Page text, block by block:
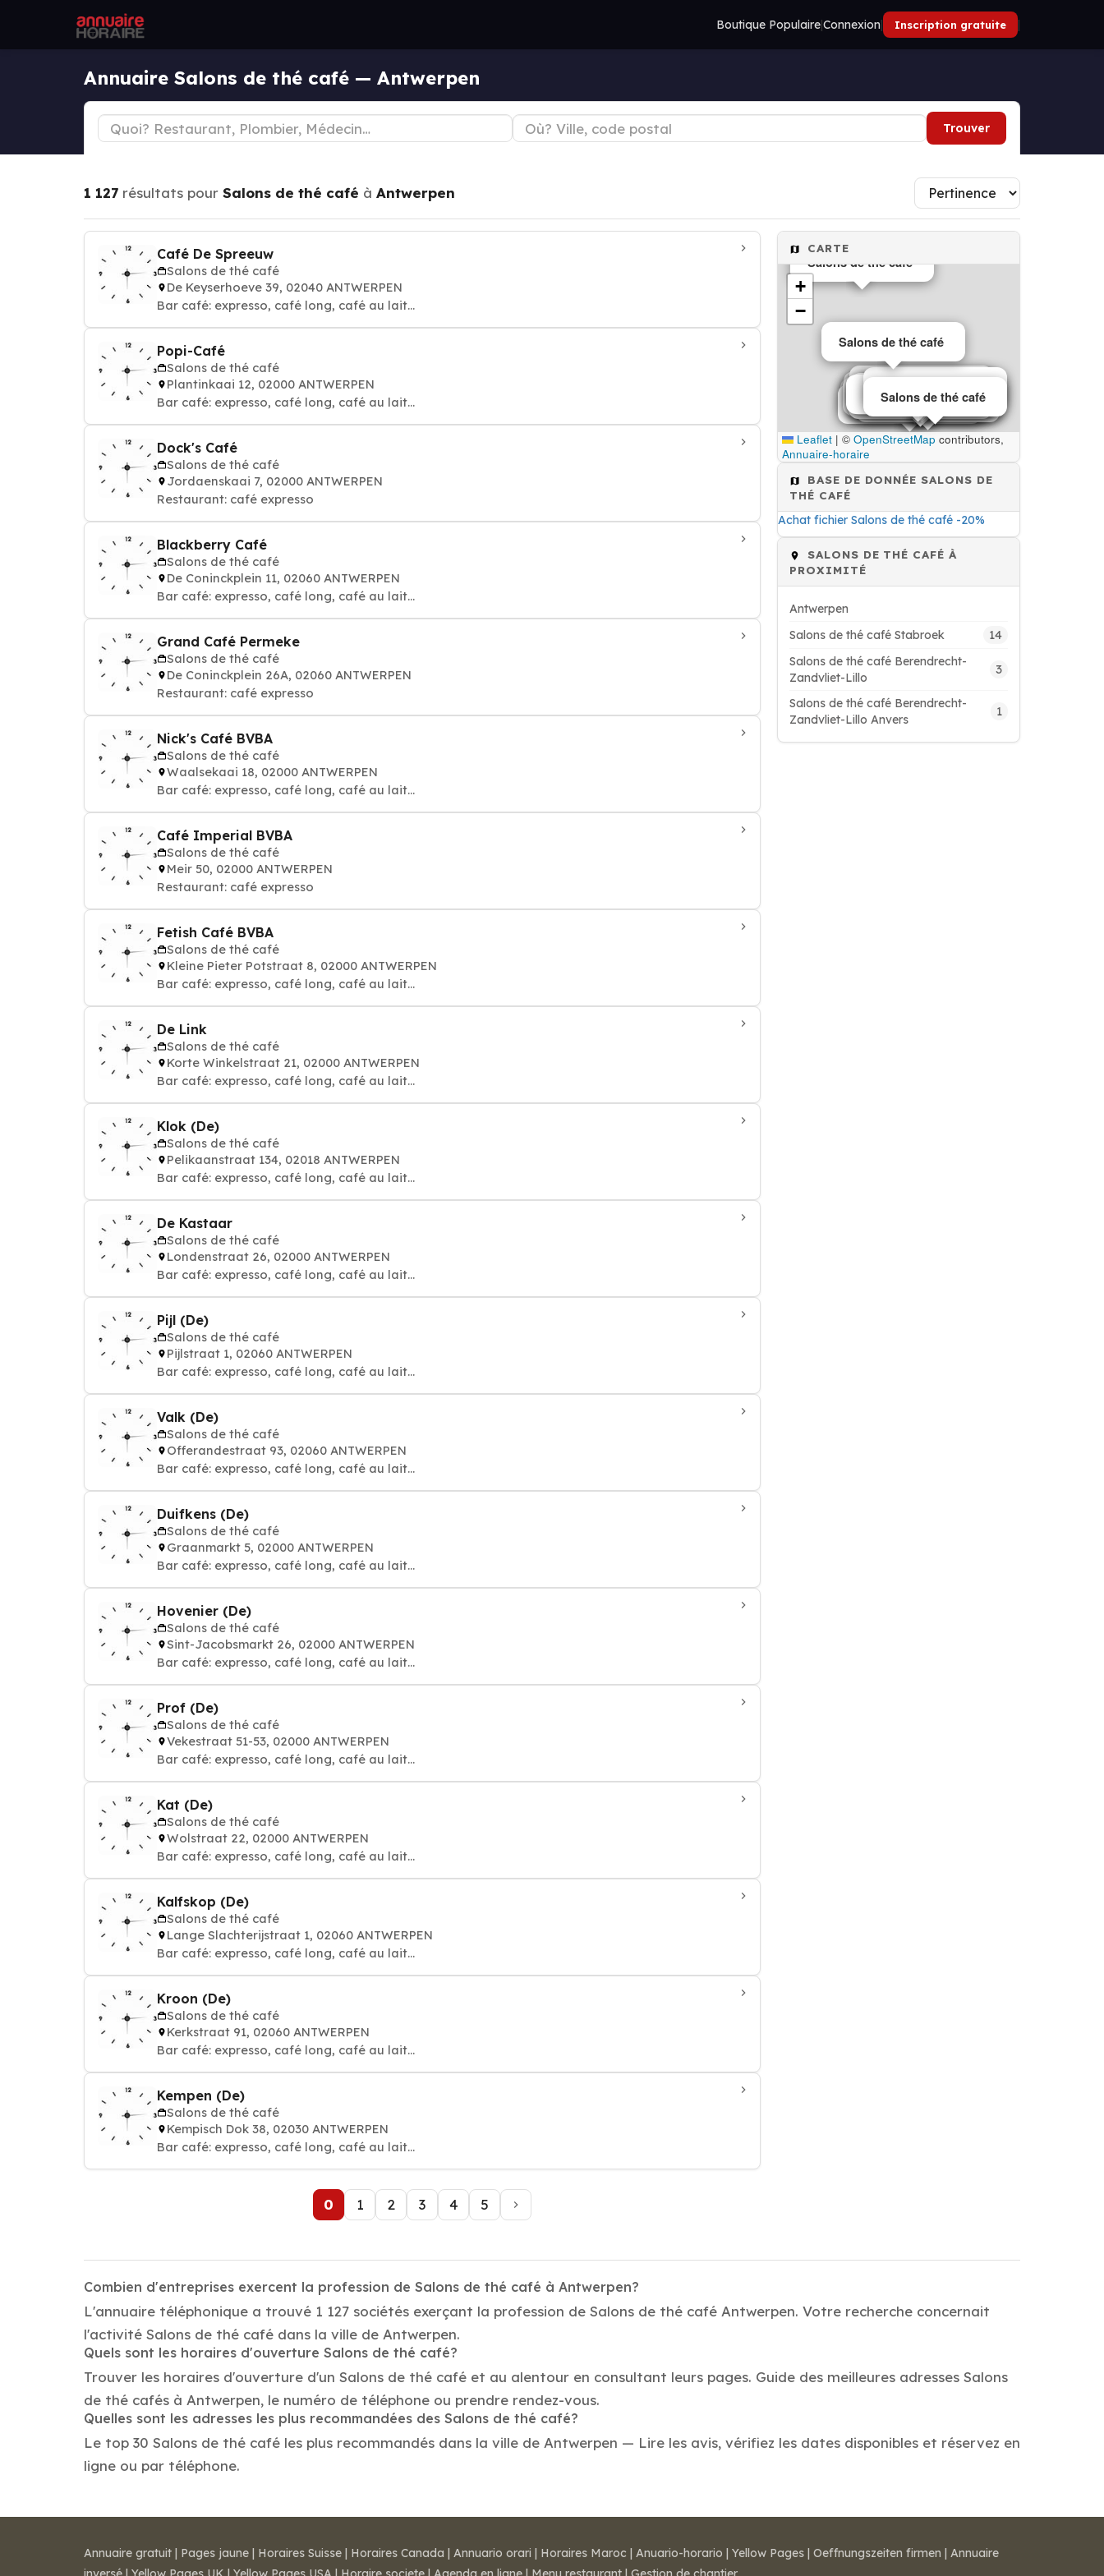
Boutique Populaire|Connexion| Inscription gratuite |
Annuaire Salons de thé café — Antwerpen
Trouver
1 127 résultats pour Salons de thé café à Antwerpen
Café De Spreeuw
Salons de thé café
De Keyserhoeve 39, 02040 ANTWERPEN
Bar café: expresso, café long, café au lait...
Popi-Café
Salons de thé café
Plantinkaai 12, 02000 ANTWERPEN
Bar café: expresso, café long, café au lait...
Dock's Café
Salons de thé café
Jordaenskaai 7, 02000 ANTWERPEN
Restaurant: café expresso
Blackberry Café
Salons de thé café
De Coninckplein 11, 02060 ANTWERPEN
Bar café: expresso, café long, café au lait...
Grand Café Permeke
Salons de thé café
De Coninckplein 26A, 02060 ANTWERPEN
Restaurant: café expresso
Nick's Café BVBA
Salons de thé café
Waalsekaai 18, 02000 ANTWERPEN
Bar café: expresso, café long, café au lait...
Café Imperial BVBA
Salons de thé café
Meir 50, 02000 ANTWERPEN
Restaurant: café expresso
Fetish Café BVBA
Salons de thé café
Kleine Pieter Potstraat 8, 02000 ANTWERPEN
Bar café: expresso, café long, café au lait...
De Link
Salons de thé café
Korte Winkelstraat 21, 02000 ANTWERPEN
Bar café: expresso, café long, café au lait...
Klok (De)
Salons de thé café
Pelikaanstraat 134, 02018 ANTWERPEN
Bar café: expresso, café long, café au lait...
De Kastaar
Salons de thé café
Londenstraat 26, 02000 ANTWERPEN
Bar café: expresso, café long, café au lait...
Pijl (De)
Salons de thé café
Pijlstraat 1, 02060 ANTWERPEN
Bar café: expresso, café long, café au lait...
Valk (De)
Salons de thé café
Offerandestraat 93, 02060 ANTWERPEN
Bar café: expresso, café long, café au lait...
Duifkens (De)
Salons de thé café
Graanmarkt 5, 02000 ANTWERPEN
Bar café: expresso, café long, café au lait...
Hovenier (De)
Salons de thé café
Sint-Jacobsmarkt 26, 02000 ANTWERPEN
Bar café: expresso, café long, café au lait...
Prof (De)
Salons de thé café
Vekestraat 51-53, 02000 ANTWERPEN
Bar café: expresso, café long, café au lait...
Kat (De)
Salons de thé café
Wolstraat 22, 02000 ANTWERPEN
Bar café: expresso, café long, café au lait...
Kalfskop (De)
Salons de thé café
Lange Slachterijstraat 1, 02060 ANTWERPEN
Bar café: expresso, café long, café au lait...
Kroon (De)
Salons de thé café
Kerkstraat 91, 02060 ANTWERPEN
Bar café: expresso, café long, café au lait...
Kempen (De)
Salons de thé café
Kempisch Dok 38, 02030 ANTWERPEN
Bar café: expresso, café long, café au lait...
0 1 2 3 4 5
CARTE
Salons de thé café
Salons de thé café
Salons de thé café
Salons de thé café
Salons de thé café
Salons de thé café
Salons de thé café
Salons de thé café
Salons de thé café
Salons de thé café
Salons de thé café
Salons de thé café
Salons de thé café
Salons de thé café
Salons de thé café
Salons de thé café
Salons de thé café
Salons de thé café
+
−
Leaflet | © OpenStreetMap contributors,
Annuaire-horaire
BASE DE DONNÉE SALONS DE
THÉ CAFÉ
Achat fichier Salons de thé café -20%
SALONS DE THÉ CAFÉ À
PROXIMITÉ
Antwerpen
Salons de thé café Stabroek
14
Salons de thé café Berendrecht-
Zandvliet-Lillo
3
Salons de thé café Berendrecht-
Zandvliet-Lillo Anvers
1
Combien d'entreprises exercent la profession de Salons de thé café à Antwerpen?
L'annuaire téléphonique a trouvé 1 127 sociétés exerçant la profession de Salons de thé café Antwerpen. Votre recherche concernait
l'activité Salons de thé café dans la ville de Antwerpen.
Quels sont les horaires d'ouverture Salons de thé café?
Trouver les horaires d'ouverture d'un Salons de thé café et au alentour en consultant leurs pages. Guide des meilleures adresses Salons
de thé cafés à Antwerpen, le numéro de téléphone ou prendre rendez-vous.
Quelles sont les adresses les plus recommandées des Salons de thé café?
Le top 30 Salons de thé café les plus recommandés dans la ville de Antwerpen — Lire les avis, vérifiez les dates disponibles et réservez en
ligne ou par téléphone.
Annuaire gratuit | Pages jaune | Horaires Suisse | Horaires Canada | Annuario orari | Horaires Maroc | Anuario-horario | Yellow Pages | Oeffnungszeiten firmen | Annuaire